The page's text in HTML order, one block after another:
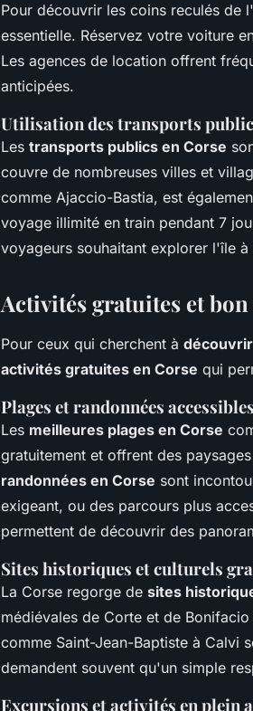
Pour découvrir les coins reculés de
essentielle. Réservez votre voiture
Les agences de location offrent
anticipées.
Utilisation des transports
Les transports publics en Corse
couvre de nombreuses villes et
comme Ajaccio-Bastia, est
voyage illimité en train pendant 7
voyageurs souhaitant explorer l'île
Activités gratuites et
Pour ceux qui cherchent à
activités gratuites en Corse qui
Plages et randonnées accessibles
Les meilleures plages en Corse
gratuitement et offrent des
randonnées en Corse sont
exigeant, ou des parcours plus
permettent de découvrir des
Sites historiques et culturels
La Corse regorge de sites
médiévales de Corte et de
comme Saint-Jean-Baptiste à Calvi
demandent souvent qu'un simple
Excursions et activités en plein